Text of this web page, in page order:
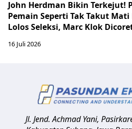
John Herdman Bikin Terkejut!
Pemain Seperti Tak Takut Mati
Lolos Seleksi, Marc Klok
16 Juli 2026
Jl. Jend. Achmad Yani,